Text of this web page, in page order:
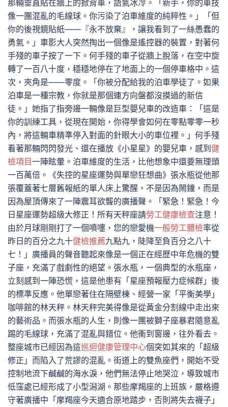
那輛垂直貼在牆上的掀背車，語氣冰冷。「新手，你的車技
像一團混亂的毛線球。你污染了泊車維度的純粹性。」「但
你的後視鏡貼紙——『永不放棄』，讓我看到了一絲愚蠢的
勇氣。」車影大人突然掏出一個像是遙控器的裝置，對著何
手殘的車子按了一下。何手殘的車子從牆上脫落，在空中旋
轉了一百八十度，穩穩地停在了地面上的一個停車格中。這
次，夾角是——零度。「你被分配給我的泊車學徒了。如果
泊車是一種宗教，你就是那個連方向盤都沒摸過的新信
徒。」她指了指旁邊一輛像是巨型嬰兒車的改造車：「這是
你的訓練工具，從現在開始，你得學會如何在零點零零一秒
內，將這輛車精準停入對面的針眼大小的車位裡。」何手殘
看著那輛閃閃發光、還在播放《小星星》的嬰兒車，感到 健
檢項目一陣眩暈。泊車維度的生活，比他想象中還要無理頭
一百萬倍。《失控的星座運勢與單戀狂想曲》張水瓶從他那
張覆蓋著七層舊報紙的單人床上驚醒，不是因為鬧鐘，而是
因為屋頂傳來了一陣震耳欲聾的廣播聲。「緊急！緊急！今
日星座運勢超級大修正！所有天秤座請勞工健康檢查注意！
由於月球剛剛打了一個噴嚏，您的戀愛機一般勞工體檢率從
昨日的百分之九十健檢推薦九點九，陡降至負百分之八十
七！」廣播員的聲音聽起來像是一個正在經歷中年危機的雙
子座，充滿了戲劇性的絕望。張水瓶，一個典型的水瓶座，
立刻感到一陣恐慌，這是他患有「星座預報壓力症候群」後
的標準反應。他單戀著住在隔壁棟、經營一家「平衡美學」
咖啡館的林天秤。林天秤完美得像是從黃金分割線中走出來
的藝術品。而張水瓶的人生，則像一團被獅子座暴君隨意亂
踢的毛線球，充滿了混亂與錯位。他衝到窗邊，往外看去。
整座城市已經因為這巡迴健康管理中心個突如其來的「超級
修正」而陷入了荒謬的混亂。街道上的雙魚座們，開始不受
控制地流下鹹鹹的海水淚，他們無法停止地哭泣，導致城市
低窪處已經形成了小型潟湖。那些摩羯座的上班族，嚴格遵
守著廣播中「摩羯座今天適合原地踏步，否則將失去襪子」